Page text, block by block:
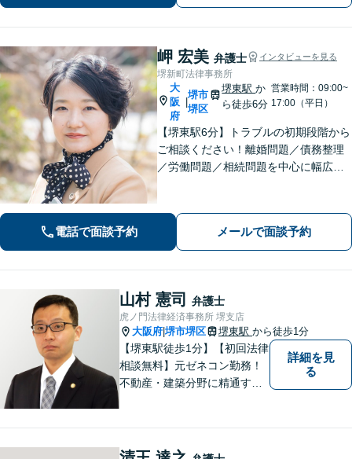
岬 宏美 弁護士 インタビューを見る
堺新町法律事務所
大
阪
府
|
堺市
堺区
堺東駅か
ら徒歩6分
営業時間：09:00~
17:00（平日）
【堺東駅6分】トラブルの初期段階から
ご相談ください！離婚問題／債務整理
／労働問題／相続問題を中心に幅広く
す【完全個室】
電話で面談予約 メールで面談予約
山村 憲司 弁護士
虎ノ門法律経済事務所 堺支店
大阪府 堺市堺区 堺東駅 から徒歩1分
【堺東駅徒歩1分】【初回法律
相談無料】元ゼネコン勤務！
不動産・建築分野に精通する
す！全国の支店ネットワーク
詳細を見
る